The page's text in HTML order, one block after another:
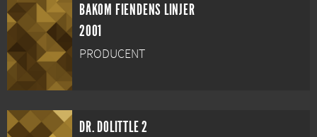
BAKOM FIENDENS LINJER
2001
PRODUCENT
DR. DOLITTLE 2